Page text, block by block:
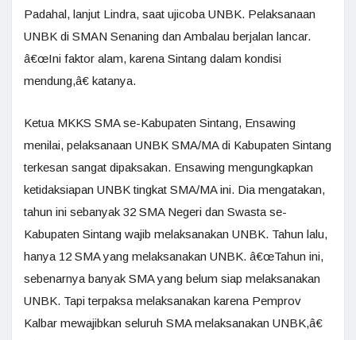
Padahal, lanjut Lindra, saat ujicoba UNBK. Pelaksanaan
UNBK di SMAN Senaning dan Ambalau berjalan lancar.
â€œIni faktor alam, karena Sintang dalam kondisi
mendung,â€ katanya.
Ketua MKKS SMA se-Kabupaten Sintang, Ensawing
menilai, pelaksanaan UNBK SMA/MA di Kabupaten Sintang
terkesan sangat dipaksakan. Ensawing mengungkapkan
ketidaksiapan UNBK tingkat SMA/MA ini. Dia mengatakan,
tahun ini sebanyak 32 SMA Negeri dan Swasta se-
Kabupaten Sintang wajib melaksanakan UNBK. Tahun lalu,
hanya 12 SMA yang melaksanakan UNBK. â€œTahun ini,
sebenarnya banyak SMA yang belum siap melaksanakan
UNBK. Tapi terpaksa melaksanakan karena Pemprov
Kalbar mewajibkan seluruh SMA melaksanakan UNBK,â€